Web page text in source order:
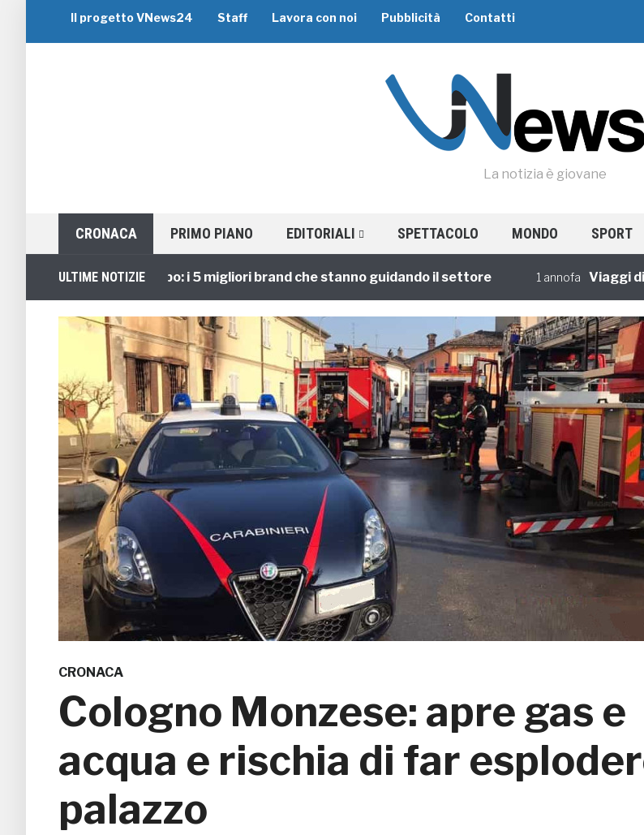
Il progetto VNews24 Staff Lavora con noi Pubblicità Contatti
La notizia è giovane
CRONACA PRIMO PIANO EDITORIALI SPETTACOLO MONDO SPORT
ULTIME NOTIZIE
Viaggi di Gruppo: i 5 migliori brand che stanno guidando il settore 1 annofa Viaggi di
CRONACA
Cologno Monzese: apre gas e
acqua e rischia di far
palazzo